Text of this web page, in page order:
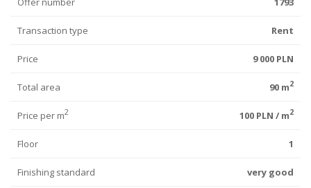
Transaction type Rent
Price 9 000 PLN
Total area 90 m2
Price per m2 100 PLN / m2
Floor 1
Finishing standard very good